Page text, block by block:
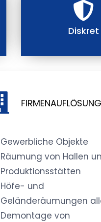
Diskret
FIRMENAUFLÖSUNG
Gewerbliche Objekte
Räumung von Hallen
Produktionsstätten
Höfe- und
Geländeräumungen
Demontage von